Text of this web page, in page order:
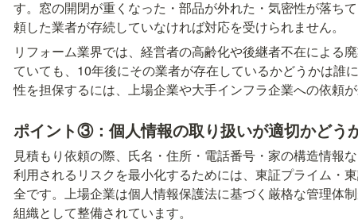
す。窓の開閉が重くなった・部品が外れた・気密性が落
頼した業者が存続していなければ対応を受けられません。
リフォーム業界では、経営者の高齢化や後継者不在による
ていても、10年後にその業者が存在しているかどうかは誰
性を担保するには、上場企業や大手インフラ企業への依頼が
ポイント③：個人情報の取り扱いが適切かどう
見積もり依頼の際、氏名・住所・電話番号・家の構造情報
利用されるリスクを最小化するためには、東証プライム・
全です。上場企業は個人情報保護法に基づく厳格な管理体
組織として整備されています。